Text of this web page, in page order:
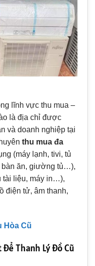
lĩnh vực thu mua –
là địa chỉ được
và doanh nghiệp tại
thu mua đa
(máy lạnh, tivi, tủ
bàn ăn, giường tủ…),
tài liệu, máy in…),
điện tử, âm thanh,
Hòa Cũ
Thanh Lý Đồ Cũ